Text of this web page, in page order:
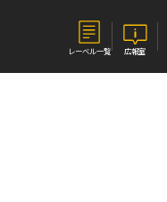
レーベル一覧 広報室